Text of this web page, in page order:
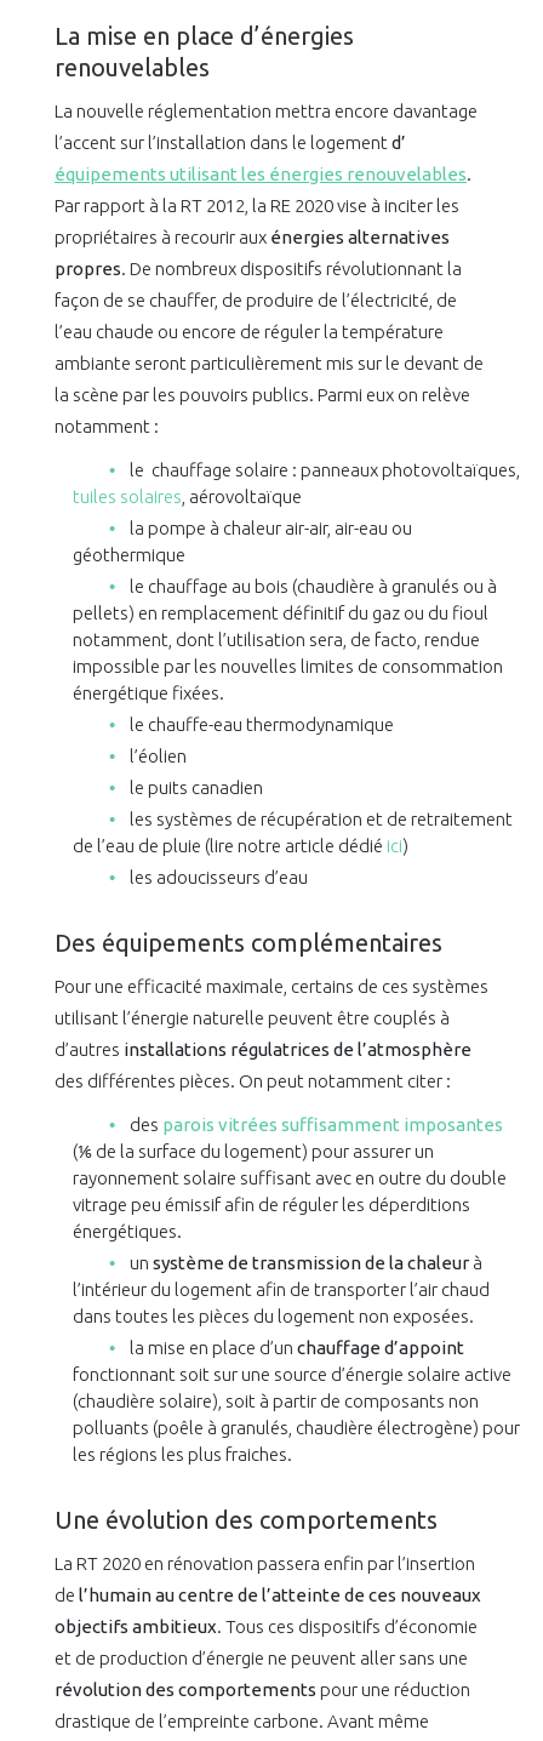
La mise en place d’énergies
renouvelables
La nouvelle réglementation mettra encore davantage
l’accent sur l’installation dans le logement d’
équipements utilisant les énergies renouvelables.
Par rapport à la RT 2012, la RE 2020 vise à inciter les
propriétaires à recourir aux énergies alternatives
propres. De nombreux dispositifs révolutionnant la
façon de se chauffer, de produire de l’électricité, de
l’eau chaude ou encore de réguler la température
ambiante seront particulièrement mis sur le devant de
la scène par les pouvoirs publics. Parmi eux on relève
notamment :
le chauffage solaire : panneaux photovoltaïques,
tuiles solaires , aérovoltaïque
la pompe à chaleur air-air, air-eau ou
géothermique
le chauffage au bois (chaudière à granulés ou à
pellets) en remplacement définitif du gaz ou du fioul
notamment, dont l’utilisation sera, de facto, rendue
impossible par les nouvelles limites de consommation
énergétique fixées.
le chauffe-eau thermodynamique
l’éolien
le puits canadien
les systèmes de récupération et de retraitement
de l’eau de pluie (lire notre article dédié ici)
les adoucisseurs d’eau
Des équipements complémentaires
Pour une efficacité maximale, certains de ces systèmes
utilisant l’énergie naturelle peuvent être couplés à
d’autres installations régulatrices de l’atmosphère
des différentes pièces. On peut notamment citer :
des parois vitrées suffisamment imposantes
(⅙ de la surface du logement) pour assurer un
rayonnement solaire suffisant avec en outre du double
vitrage peu émissif afin de réguler les déperditions
énergétiques.
un système de transmission de la chaleurà
l’intérieur du logement afin de transporter l’air chaud
dans toutes les pièces du logement non exposées.
la mise en place d’un chauffage d’appoint
fonctionnant soit sur une source d’énergie solaire active
(chaudière solaire), soit à partir de composants non
polluants (poêle à granulés, chaudière électrogène) pour
les régions les plus fraiches.
Une évolution des comportements
La RT 2020 en rénovation passera enfin par l’insertion
de l’humain au centre de l’atteinte de ces nouveaux
objectifs ambitieux. Tous ces dispositifs d’économie
et de production d’énergie ne peuvent aller sans une
révolution des comportements pour une réduction
drastique de l’empreinte carbone. Avant même